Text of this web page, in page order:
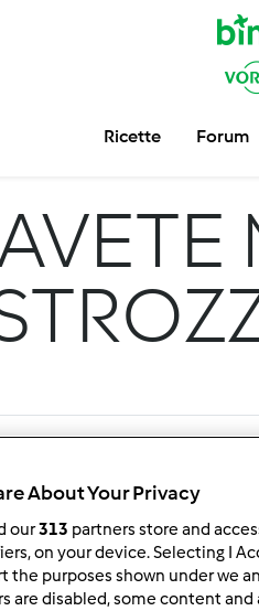
Ricette Forum
per:
più recenti
About Your Privacy
our313 partners store and
on your device. Selecting I
the purposes shown under we
are disabled, some content